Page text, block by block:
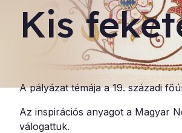
Kis
A pályázat témája a 19. századi
Az inspirációs anyagot a Magyar
válogattuk.